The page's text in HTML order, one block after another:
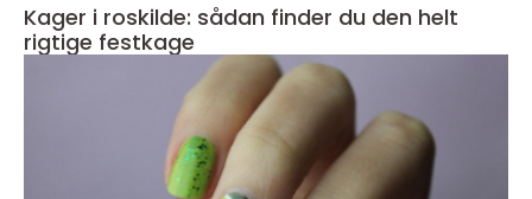
Kager i roskilde: sådan finder du den helt
rigtige festkage